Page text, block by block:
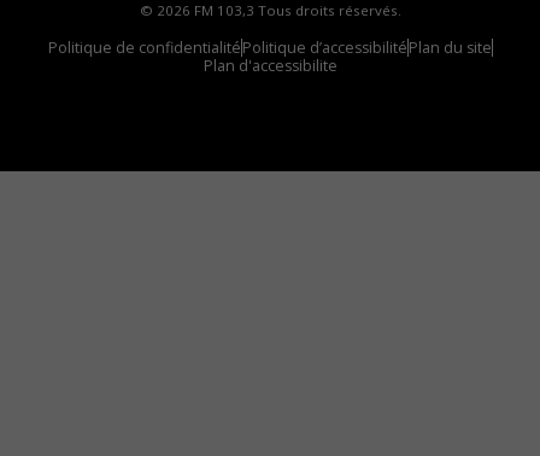
© 2026 FM 103,3 Tous droits réservés.
Politique de confidentialitéPolitique d’accessibilitéPlan du site
Plan d'accessibilite